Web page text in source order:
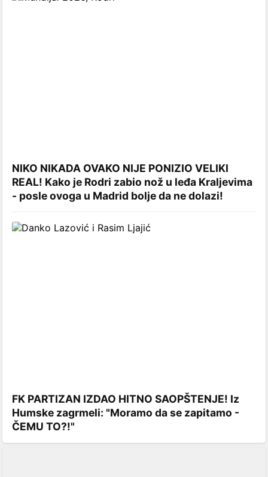
NIKO NIKADA OVAKO NIJE PONIZIO VELIKI
REAL! Kako je Rodri zabio nož u leđa Kraljevima
- posle ovoga u Madrid bolje da ne dolazi!
FK PARTIZAN IZDAO HITNO SAOPŠTENJE! Iz
Humske zagrmeli: "Moramo da se zapitamo -
ČEMU TO?!"